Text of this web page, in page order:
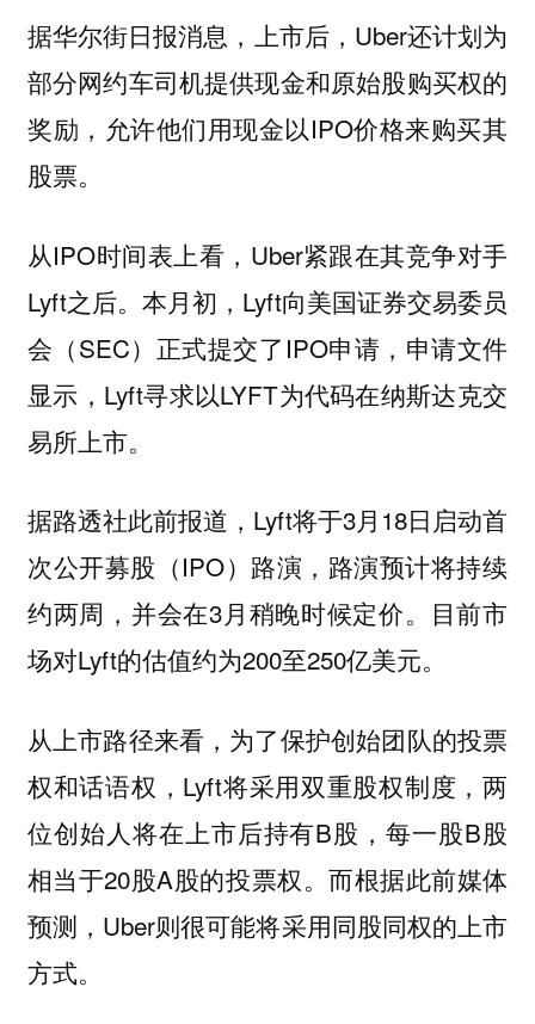
据华尔街日报消息，上市后，Uber还计划为
部分网约车司机提供现金和原始股购买权的
奖励，允许他们用现金以IPO价格来购买其
股票。
从IPO时间表上看，Uber紧跟在其竞争对手
Lyft之后。本月初，Lyft向美国证券交易委员
会（SEC）正式提交了IPO申请，申请文件
显示，Lyft寻求以LYFT为代码在纳斯达克交
易所上市。
据路透社此前报道，Lyft将于3月18日启动首
次公开募股（IPO）路演，路演预计将持续
约两周，并会在3月稍晚时候定价。目前市
场对Lyft的估值约为200至250亿美元。
从上市路径来看，为了保护创始团队的投票
权和话语权，Lyft将采用双重股权制度，两
位创始人将在上市后持有B股，每一股B股
相当于20股A股的投票权。而根据此前媒体
预测，Uber则很可能将采用同股同权的上市
方式。